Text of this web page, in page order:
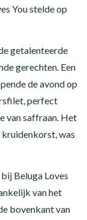
You stelde op
getalenteerde
gerechten. Een
de avond op
perfect
van saffraan. Het
was
Beluga Loves
van het
bovenkant van